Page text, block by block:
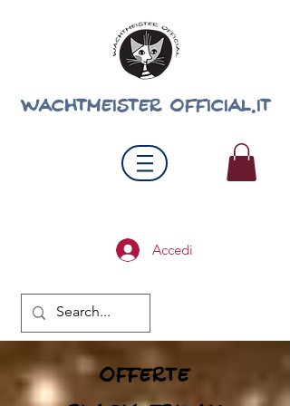
wachtmeister official.it
Accedi
offerte